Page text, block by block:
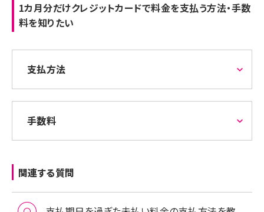
UQ mobile
データチャージサイト
1カ月分だけクレジットカードで料金を支払う方法・手数
料を知りたい
支払方法
手数料
関連する質問